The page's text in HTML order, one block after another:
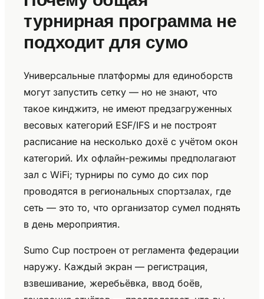
турнирная программа не
подходит для сумо
Универсальные платформы для единоборств
могут запустить сетку — но не знают, что
такое кинджитэ, не имеют предзагруженных
весовых категорий ESF/IFS и не построят
расписание на несколько дохё с учётом окон
категорий. Их офлайн-режимы предполагают
зал с WiFi; турниры по сумо до сих пор
проводятся в региональных спортзалах, где
сеть — это то, что организатор сумел поднять
в день мероприятия.
Sumo Cup построен от регламента федерации
наружу. Каждый экран — регистрация,
взвешивание, жеребьёвка, ввод боёв,